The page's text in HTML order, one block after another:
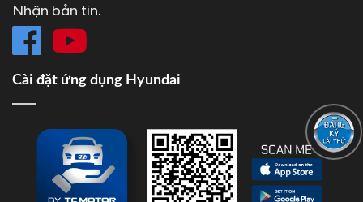
Nhận bản tin.
Cài đặt ứng dụng Hyundai